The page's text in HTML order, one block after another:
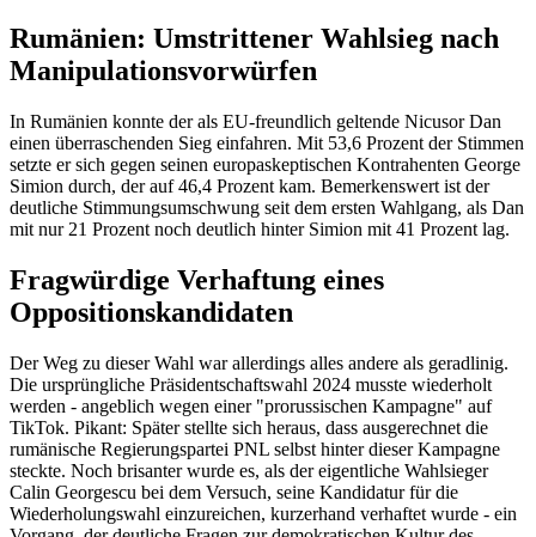
Rumänien: Umstrittener Wahlsieg nach
Manipulationsvorwürfen
In Rumänien konnte der als EU-freundlich geltende Nicusor Dan
einen überraschenden Sieg einfahren. Mit 53,6 Prozent der Stimmen
setzte er sich gegen seinen europaskeptischen Kontrahenten George
Simion durch, der auf 46,4 Prozent kam. Bemerkenswert ist der
deutliche Stimmungsumschwung seit dem ersten Wahlgang, als Dan
mit nur 21 Prozent noch deutlich hinter Simion mit 41 Prozent lag.
Fragwürdige Verhaftung eines
Oppositionskandidaten
Der Weg zu dieser Wahl war allerdings alles andere als geradlinig.
Die ursprüngliche Präsidentschaftswahl 2024 musste wiederholt
werden - angeblich wegen einer "prorussischen Kampagne" auf
TikTok. Pikant: Später stellte sich heraus, dass ausgerechnet die
rumänische Regierungspartei PNL selbst hinter dieser Kampagne
steckte. Noch brisanter wurde es, als der eigentliche Wahlsieger
Calin Georgescu bei dem Versuch, seine Kandidatur für die
Wiederholungswahl einzureichen, kurzerhand verhaftet wurde - ein